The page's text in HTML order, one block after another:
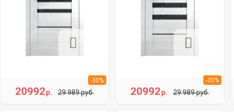
20992р. 29 989 руб.
-30%
20992р. 29 989 руб.
-30%